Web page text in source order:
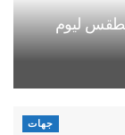
ليوم
جهات